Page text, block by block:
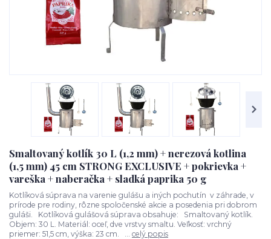
Smaltovaný kotlík 30 L (1,2 mm) + nerezová kotlina
(1,5 mm) 45 cm STRONG EXCLUSIVE + pokrievka +
vareška + naberačka + sladká paprika 50 g
Kotlíková súprava na varenie gulášu a iných pochutín v záhrade, v
prírode pre rodiny, rôzne spoločenské akcie a posedenia pri dobrom
guláši. Kotlíková gulášová súprava obsahuje: Smaltovaný kotlík.
Objem: 30 L. Materiál: oceľ, dve vrstvy smaltu. Veľkosť: vrchný
priemer: 51,5 cm, výška: 23 cm. ... celý popis